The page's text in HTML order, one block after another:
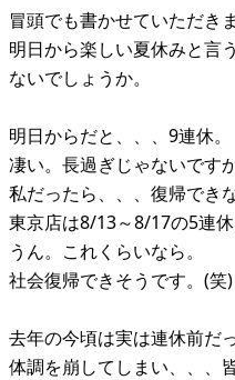
冒頭でも書かせていただき
明日から楽しい夏休みと言
ないでしょうか。
明日からだと、、、9連休。
凄い。長過ぎじゃないですか
私だったら、、、復帰でき
東京店は8/13～8/17の5連休
うん。これくらいなら。
社会復帰できそうです。(笑)
去年の今頃は実は連休前だ
体調を崩してしまい、、、